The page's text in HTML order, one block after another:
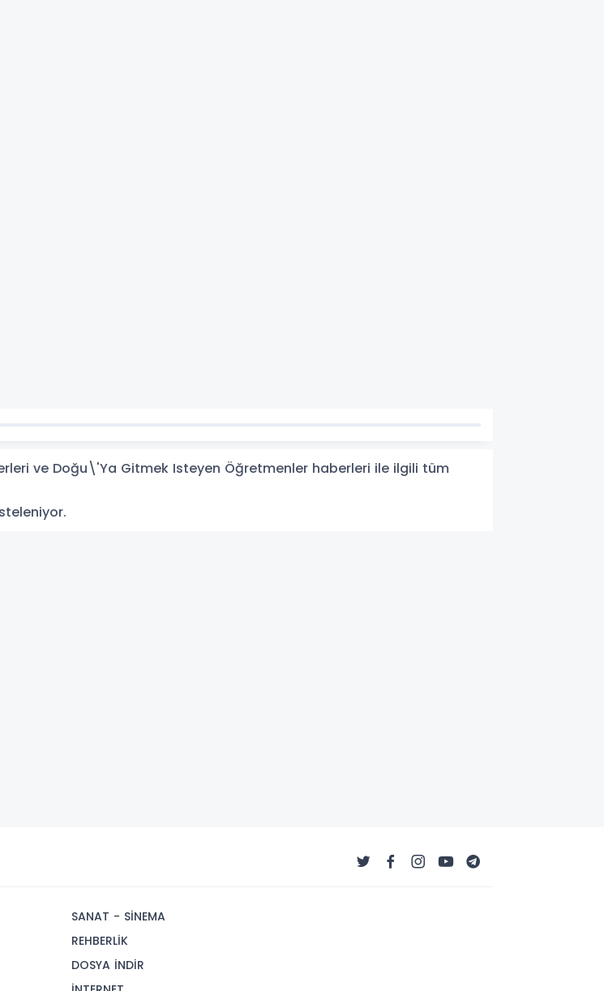
ve Doğu\'Ya Gitmek Isteyen Öğretmenler haberleri ile ilgili tüm
SANAT - SİNEMA
REHBERLİK
DOSYA İNDİR